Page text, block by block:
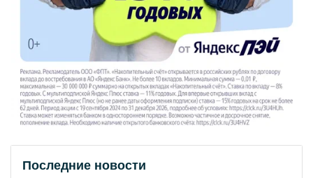
Последние новости